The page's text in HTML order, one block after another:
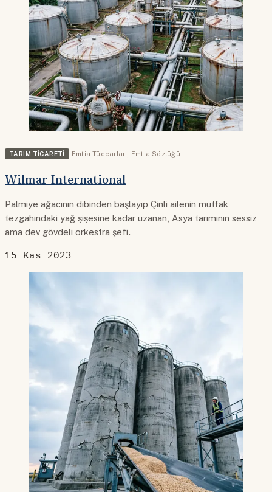
TARIM TICARETI Emtia Tüccarları Emtia Sözlüğü
Wilmar International
Palmiye ağacının dibinden başlayıp Çinli ailenin mutfak
tezgahındaki yağ şişesine kadar uzanan, Asya tarımının sessiz
ama dev gövdeli orkestra şefi.
15 Kas 2023